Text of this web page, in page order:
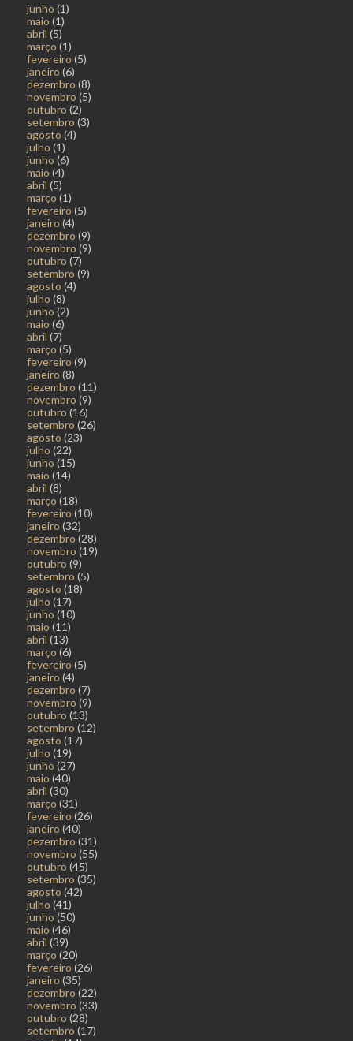
junho (1)
maio (1)
abril (5)
março (1)
fevereiro (5)
janeiro (6)
dezembro (8)
novembro (5)
outubro (2)
setembro (3)
agosto (4)
julho (1)
junho (6)
maio (4)
abril (5)
março (1)
fevereiro (5)
janeiro (4)
dezembro (9)
novembro (9)
outubro (7)
setembro (9)
agosto (4)
julho (8)
junho (2)
maio (6)
abril (7)
março (5)
fevereiro (9)
janeiro (8)
dezembro (11)
novembro (9)
outubro (16)
setembro (26)
agosto (23)
julho (22)
junho (15)
maio (14)
abril (8)
março (18)
fevereiro (10)
janeiro (32)
dezembro (28)
novembro (19)
outubro (9)
setembro (5)
agosto (18)
julho (17)
junho (10)
maio (11)
abril (13)
março (6)
fevereiro (5)
janeiro (4)
dezembro (7)
novembro (9)
outubro (13)
setembro (12)
agosto (17)
julho (19)
junho (27)
maio (40)
abril (30)
março (31)
fevereiro (26)
janeiro (40)
dezembro (31)
novembro (55)
outubro (45)
setembro (35)
agosto (42)
julho (41)
junho (50)
maio (46)
abril (39)
março (20)
fevereiro (26)
janeiro (35)
dezembro (22)
novembro (33)
outubro (28)
setembro (17)